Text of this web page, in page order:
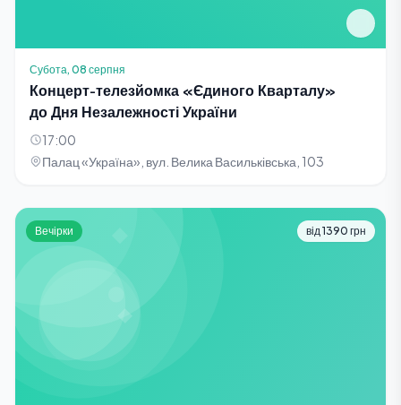
Субота, 08 серпня
Концерт-телезйомка «Єдиного Кварталу»
до Дня Незалежності України
17:00
Палац «Україна», вул. Велика Васильківська, 103
Вечірки від 1390 грн